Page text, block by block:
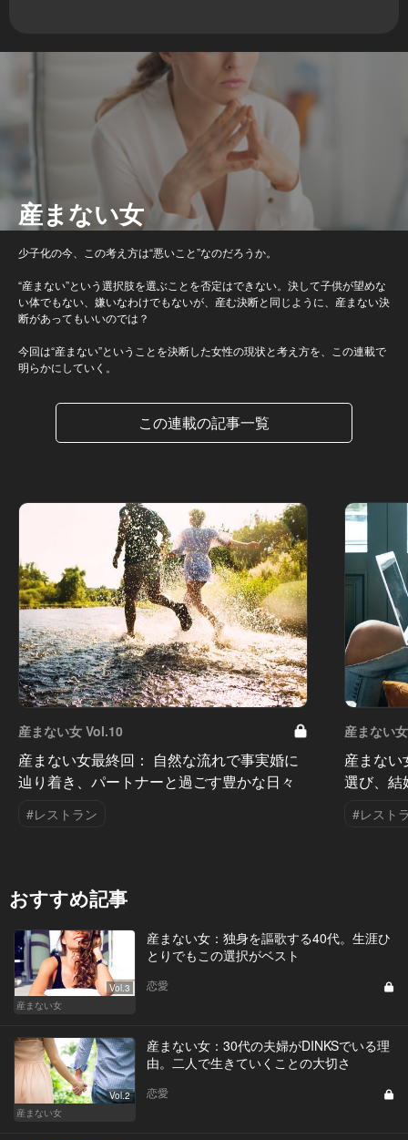
産まない女
少子化の今、この考え方は“悪いこと”なのだろうか。
“産まない”という選択肢を選ぶことを否定はできない。決して子供が望めな
い体でもない、嫌いなわけでもないが、産む決断と同じように、産まない決
断があってもいいのでは？
今回は“産まない”ということを決断した女性の現状と考え方を、この連載で
明らかにしていく。
この連載の記事一覧
産まない女 Vol.10
産まない女最終回： 自然な流れで事実婚に
辿り着き、パートナーと過ごす豊かな日々
#レストラン
産まない
産まな
選び、結
#レスト
おすすめ記事
Vol.3
産まない女
産まない女：独身を謳歌する40代。生涯ひ
とりでもこの選択がベスト
恋愛
Vol.2
産まない女
産まない女：30代の夫婦がDINKSでいる理
由。二人で生きていくことの大切さ
恋愛